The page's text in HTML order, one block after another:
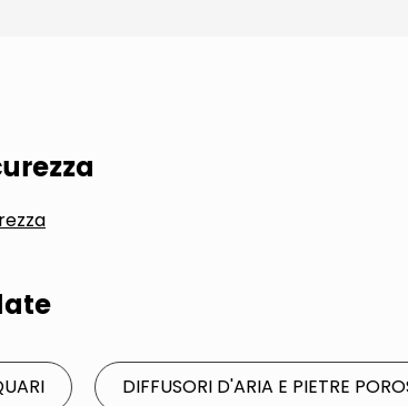
DIFFUSORI D'ARIA E PIETRE